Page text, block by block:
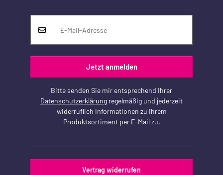
Jetzt anmelden
Bitte senden Sie mir entsprechend Ihrer
Datenschutzerklärung regelmäßig und jederzeit
widerruflich Informationen zu Ihrem
Produktsortiment per E-Mail zu.
Vertrag widerrufen